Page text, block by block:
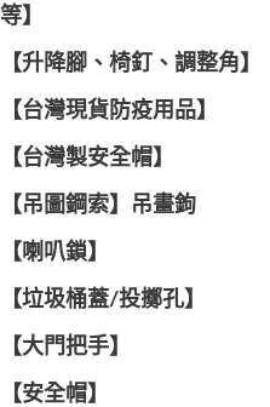
等】
【升降腳、椅釘、調整角】
【台灣現貨防疫用品】
【台灣製安全帽】
【吊圖鋼索】吊畫鉤
【喇叭鎖】
【垃圾桶蓋/投擲孔】
【大門把手】
【安全帽】